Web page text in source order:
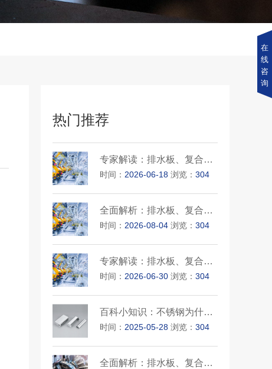
热门推荐
专家解读：排水板、复合土工膜···
时间： 2026-06-18 浏览：304
全面解析：排水板、复合土工膜···
时间： 2026-08-04 浏览：304
专家解读：排水板、复合土工膜···
时间： 2026-06-30 浏览：304
百科小知识：不锈钢为什么也带···
时间： 2025-05-28 浏览：304
全面解析：排水板、复合土工膜···
在
线
咨
询